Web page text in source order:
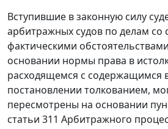
Вступившие в законную силу
арбитражных судов по делам со
фактическими
основании нормы права в
расходящемся с содержащимся
постановлении толкованием,
пересмотрены на основании
статьи 311 Арбитражного